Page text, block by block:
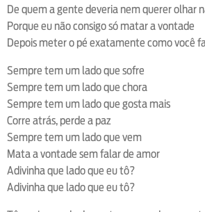
De quem a gente deveria nem querer olhar
Porque eu não consigo só matar a vontade
Depois meter o pé exatamente como você
Sempre tem um lado que sofre
Sempre tem um lado que chora
Sempre tem um lado que gosta mais
Corre atrás, perde a paz
Sempre tem um lado que vem
Mata a vontade sem falar de amor
Adivinha que lado que eu tô?
Adivinha que lado que eu tô?